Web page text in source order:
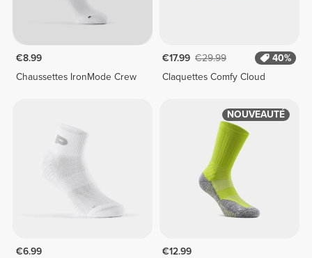
€8.99
Chaussettes IronMode Crew
€17.99 €29.99
40%
Claquettes Comfy Cloud
€6.99
NOUVEAUTÉ
€12.99